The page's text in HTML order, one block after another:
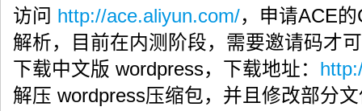
访问 http://ace.aliyun.com/，申请ACE
解析，目前在内测阶段，需要邀请码才
下载中文版 wordpress，下载地址：
解压 wordpress压缩包，并且修改部分